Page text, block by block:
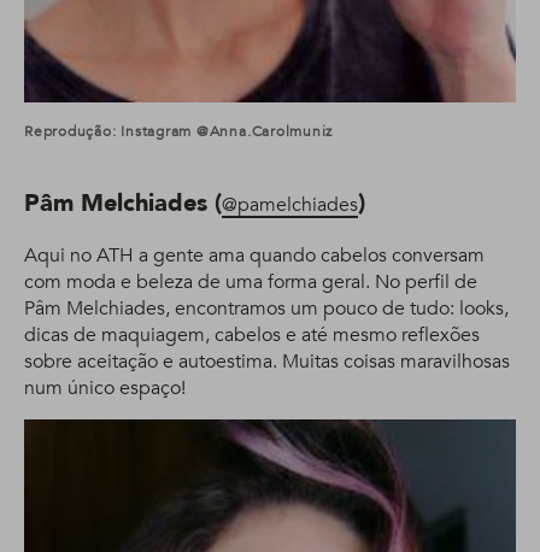
Reprodução: Instagram @anna.carolmuniz
Pâm Melchiades (@pamelchiades)
Aqui no ATH a gente ama quando cabelos conversam
com moda e beleza de uma forma geral. No perfil de
Pâm Melchiades, encontramos um pouco de tudo: looks,
dicas de maquiagem, cabelos e até mesmo reflexões
sobre aceitação e autoestima. Muitas coisas maravilhosas
num único espaço!